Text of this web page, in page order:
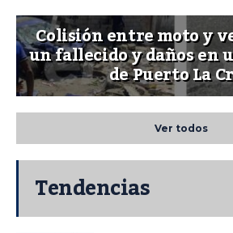
Colisión entre moto y
un fallecido y daños en
de Puerto La
Ver todos
Tendencias